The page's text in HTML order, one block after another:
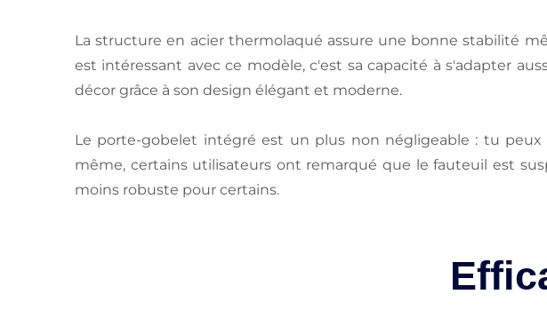
La structure en acier thermolaqué assure une bonne stabilité
est intéressant avec ce modèle, c'est sa capacité à s'adapter
décor grâce à son design élégant et moderne.
Le porte-gobelet intégré est un plus non négligeable : tu
même, certains utilisateurs ont remarqué que le fauteuil est
moins robuste pour certains.